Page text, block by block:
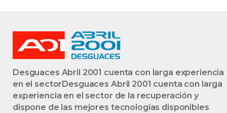
Desguaces Abril 2001 cuenta con larga experiencia
en el sectorDesguaces Abril 2001 cuenta con larga
experiencia en el sector de la recuperación y
dispone de las mejores tecnologías disponibles